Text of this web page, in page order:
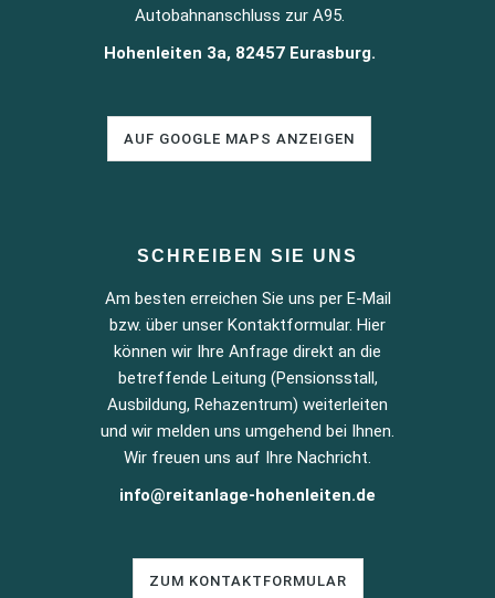
Autobahnanschluss zur A95.
Hohenleiten 3a, 82457 Eurasburg.
AUF GOOGLE MAPS ANZEIGEN
SCHREIBEN SIE UNS
Am besten erreichen Sie uns per E-Mail
bzw. über unser Kontaktformular. Hier
können wir Ihre Anfrage direkt an die
betreffende Leitung (Pensionsstall,
Ausbildung, Rehazentrum) weiterleiten
und wir melden uns umgehend bei Ihnen.
Wir freuen uns auf Ihre Nachricht.
info@reitanlage-hohenleiten.de
ZUM KONTAKTFORMULAR